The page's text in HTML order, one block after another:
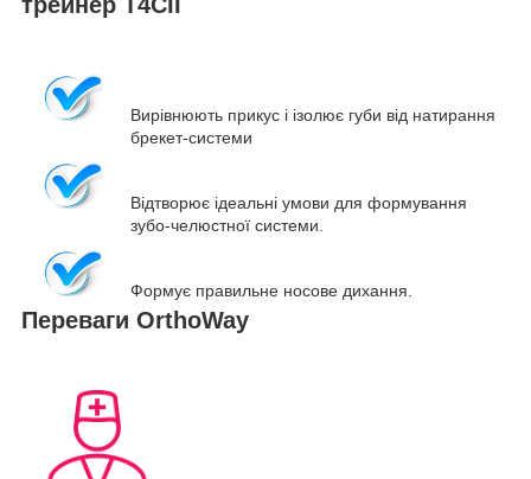
Вирівнюють прикус і ізолює губи від натирання
брекет-системи
Відтворює ідеальні умови для формування
зубо-челюстної системи.
Формує правильне носове дихання.
Переваги OrthoWay